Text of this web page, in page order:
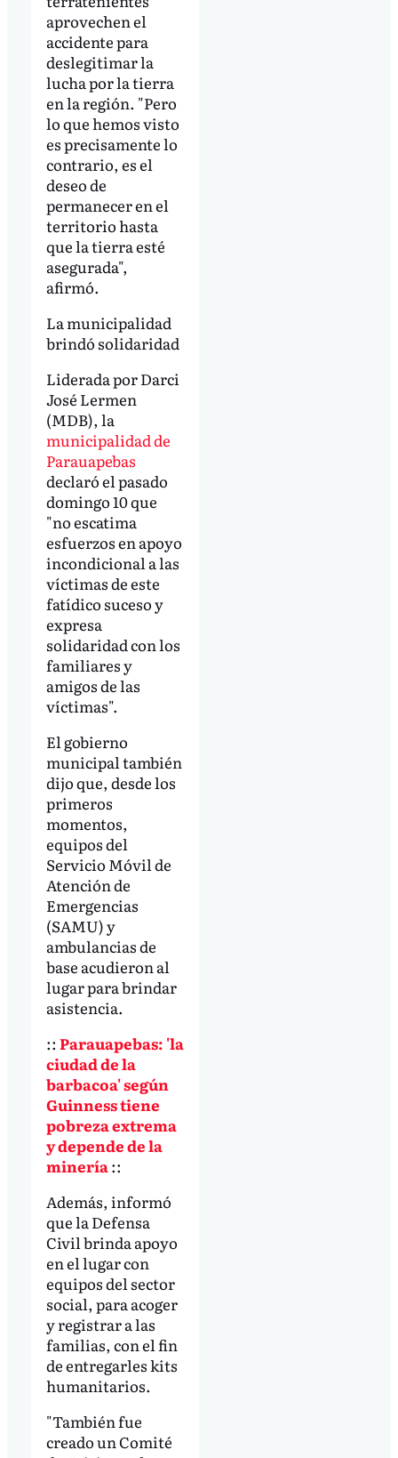
aprovechen el
accidente para
deslegitimar la
lucha por la tierra
en la región. "Pero
lo que hemos visto
es precisamente lo
contrario, es el
deseo de
permanecer en el
territorio hasta
que la tierra esté
asegurada",
afirmó.
La municipalidad
brindó solidaridad
Liderada por Darci
José Lermen
(MDB), la
municipalidad de
Parauapebas
declaró el pasado
domingo 10 que
"no escatima
esfuerzos en apoyo
incondicional a las
víctimas de este
fatídico suceso y
expresa
solidaridad con los
familiares y
amigos de las
víctimas".
El gobierno
municipal también
dijo que, desde los
primeros
momentos,
equipos del
Servicio Móvil de
Atención de
Emergencias
(SAMU) y
ambulancias de
base acudieron al
lugar para brindar
asistencia.
:: Parauapebas: 'la
ciudad de la
barbacoa' según
Guinness tiene
pobreza extrema
y depende de la
minería::
Además, informó
que la Defensa
Civil brinda apoyo
en el lugar con
equipos del sector
social, para acoger
y registrar a las
familias, con el fin
de entregarles kits
humanitarios.
"También fue
creado un Comité